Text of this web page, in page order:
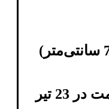
)
آخرین بروزرسانی قیمت در 23 تیر